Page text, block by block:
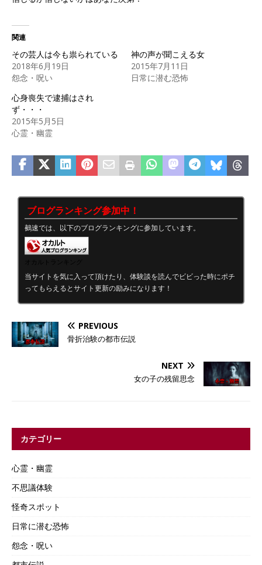
関連
その芸人は今も祟られている
2018年6月19日
怨念・呪い
神の声が聞こえる女
2015年7月11日
日常に潜む恐怖
心身喪失で逮捕はされ
ず・・・
2015年5月5日
心霊・幽霊
ブログランキング参加中！
鵺速では、以下のブログランキングに参加しています。
当サイトを気に入って頂けたり、体験談を読んでビビった時にポチ
ってもらえるとサイト更新の励みになります！
PREVIOUS
骨折治験の都市伝説
NEXT
女の子の残留思念
カテゴリー
心霊・幽霊
不思議体験
怪奇スポット
日常に潜む恐怖
怨念・呪い